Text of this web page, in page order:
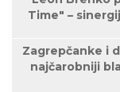
Time" –
Zagrepčanke i
najčarobniji